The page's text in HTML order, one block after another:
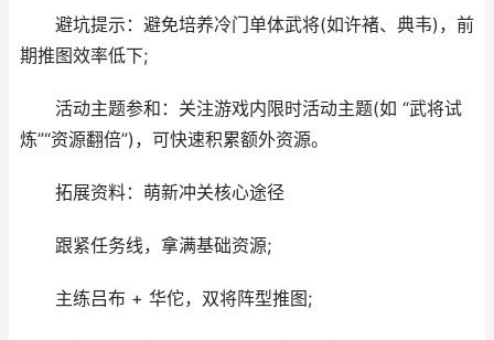
避坑提示：避免培养冷门单体武将(如许褚、典韦)，前
期推图效率低下;
活动主题参和：关注游戏内限时活动主题(如 “武将试
炼”“资源翻倍”)，可快速积累额外资源。
拓展资料：萌新冲关核心途径
跟紧任务线，拿满基础资源;
主练吕布 + 华佗，双将阵型推图;